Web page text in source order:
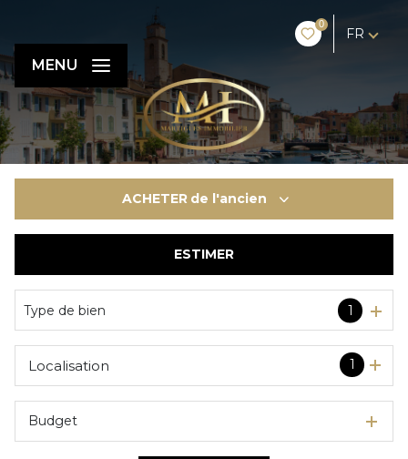
0
FR
MENU
ACHETER de l'ancien
De l'immo pro
ESTIMER
Type de bien 1
1
Localisation
Budget